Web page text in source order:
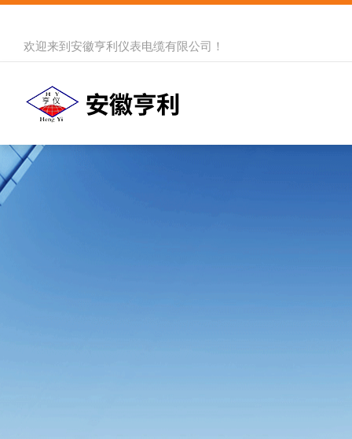
欢迎来到 安徽亨利仪表电缆有限公司 ！